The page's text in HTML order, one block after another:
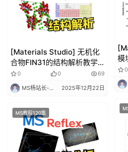
S
P
专
题
计
[Materials Studio] 无机化
合物FIN31的结构解析教学|
理论计算 华算科技
0 0 69
MS杨站长-华算科技 2025年12月22日
模
和
结
技
0
MS教程120集